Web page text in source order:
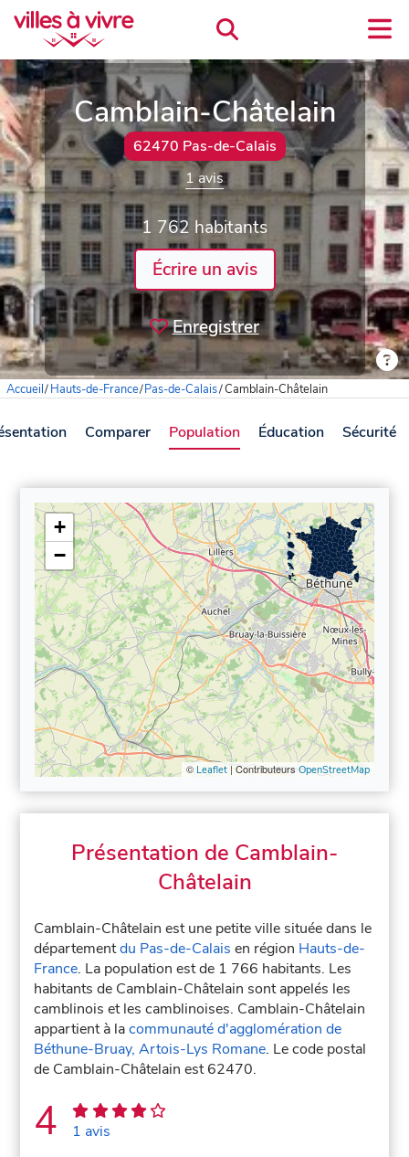
Camblain-Châtelain
62470 Pas-de-Calais
1 avis
1 762 habitants
Écrire un avis
Enregistrer
Accueil/Hauts-de-France/Pas-de-Calais/Camblain-Châtelain
Comparer Population Éducation Sécurité
+
−
© Leaflet| Contributeurs OpenStreetMap
Présentation de Camblain-
Châtelain
Camblain-Châtelain est une petite ville située dans le
départementdu Pas-de-Calais en région Hauts-de-
France. La population est de 1 766 habitants. Les
habitants de Camblain-Châtelain sont appelés les
camblinois et les camblinoises. Camblain-Châtelain
appartient à lacommunauté d'agglomération de
Béthune-Bruay, Artois-Lys Romane. Le code postal
de Camblain-Châtelain est 62470.
4 1 avis